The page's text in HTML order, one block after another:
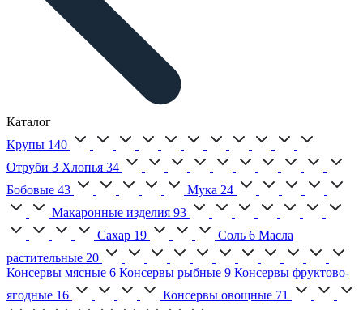
Каталог
Крупы 140
Отруби 3 Хлопья 34
Бобовые 43 Мука 24
Макаронные изделия 93
Сахар 19 Соль 6 Масла
растительные 20
Консервы мясные 6 Консервы рыбные 9 Консервы фруктово-
ягодные 16 Консервы овощные 71